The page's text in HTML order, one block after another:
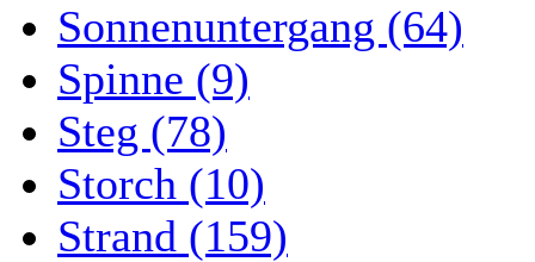
Sonnenuntergang (64)
Spinne (9)
Steg (78)
Storch (10)
Strand (159)